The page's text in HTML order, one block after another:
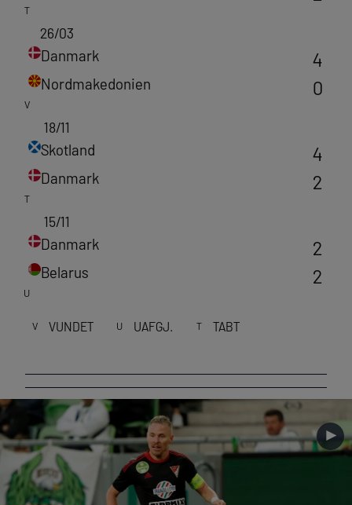
T
26/03
Danmark
Nordmakedonien
4
0
V
18/11
Skotland
Danmark
4
2
T
15/11
Danmark
Belarus
2
2
U
V VUNDET U UAFGJ. T TABT
►